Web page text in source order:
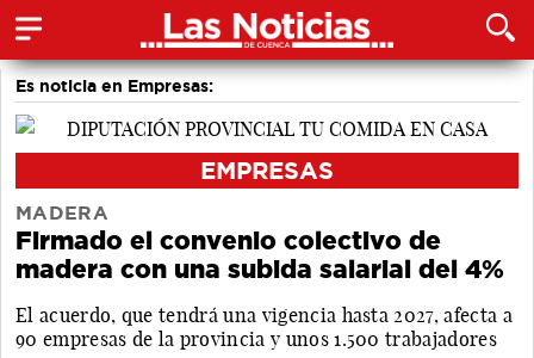
Es noticia en Empresas:
EMPRESAS
MADERA
Firmado el convenio colectivo de
madera con una subida salarial del 4%
El acuerdo, que tendrá una vigencia hasta 2027, afecta a
90 empresas de la provincia y unos 1.500 trabajadores